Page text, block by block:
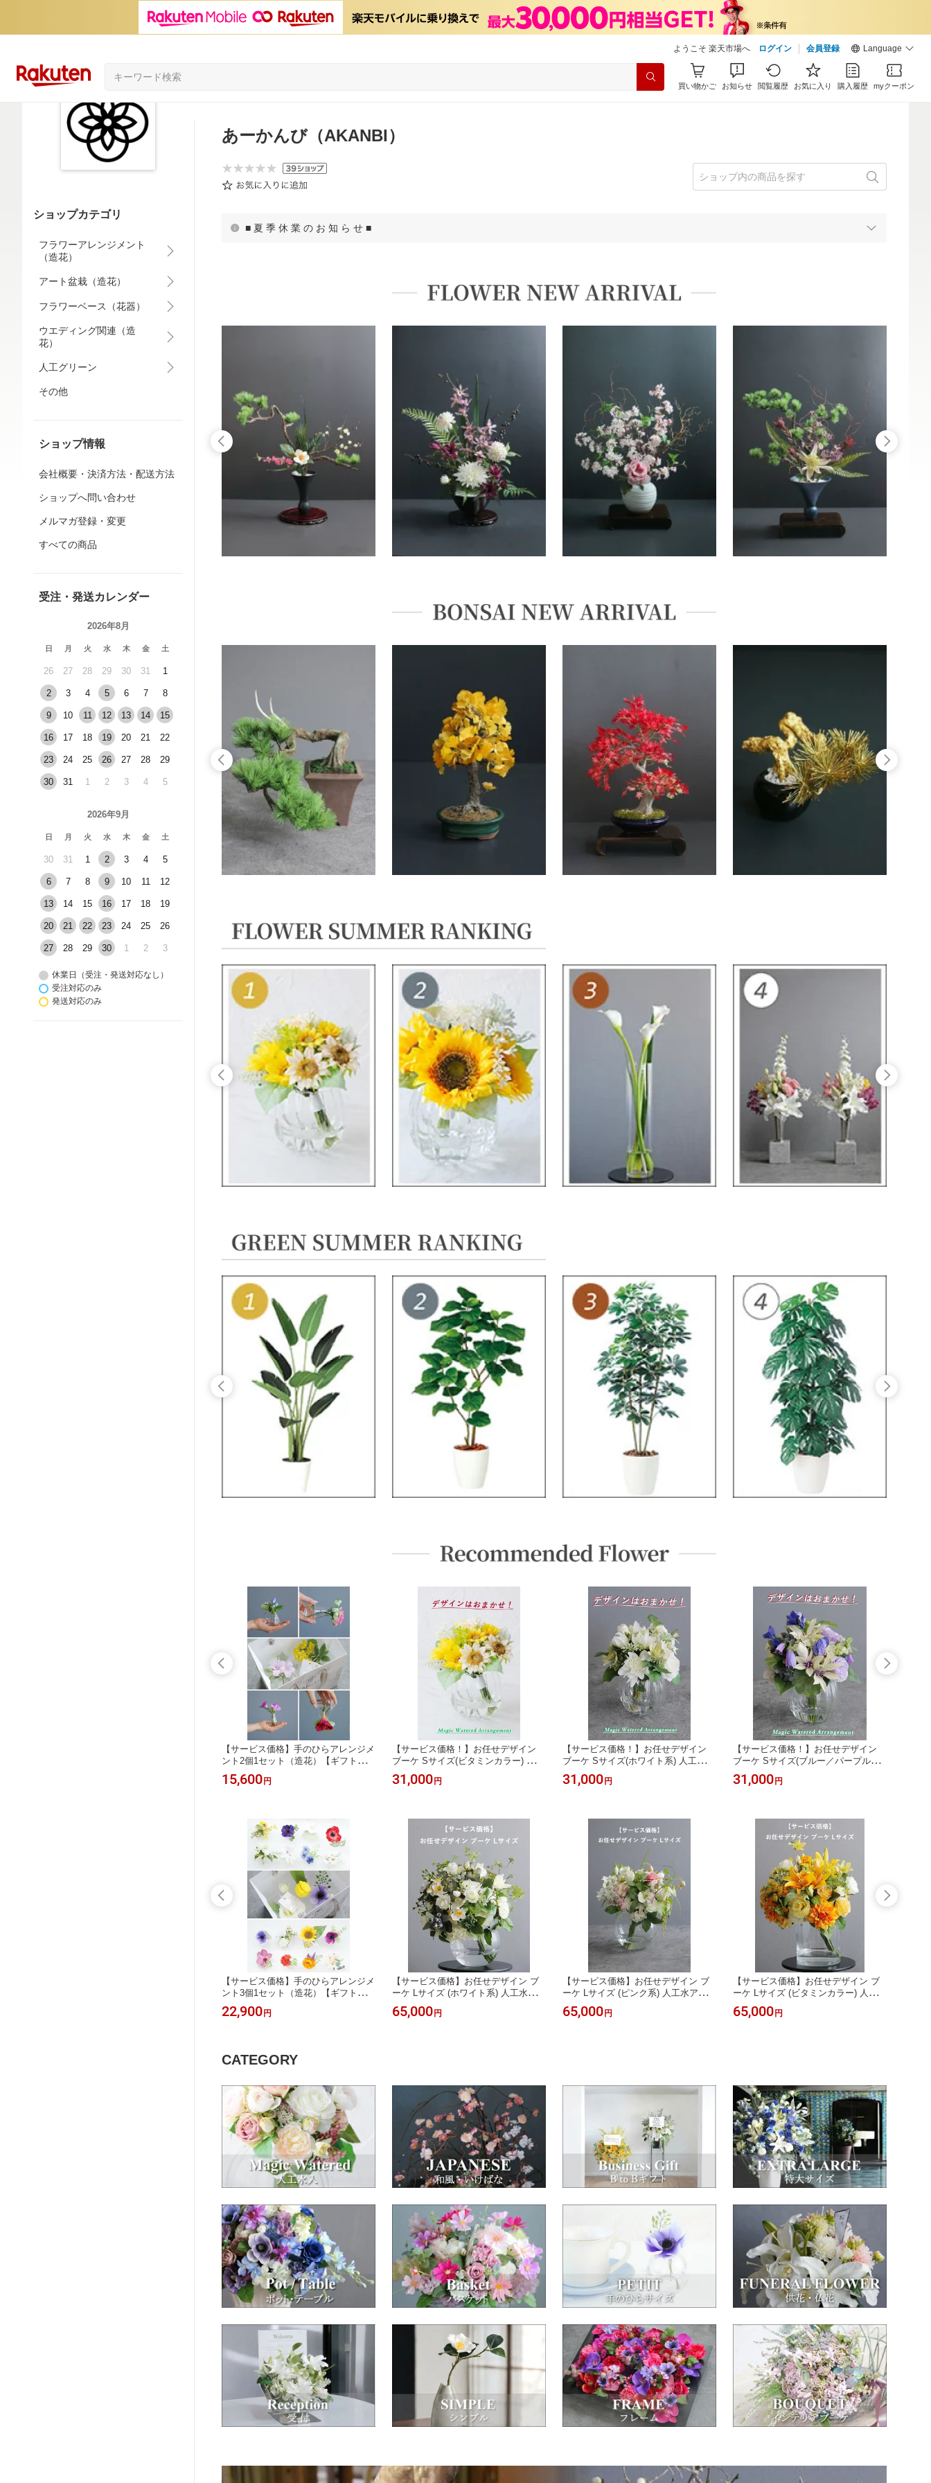
ようこそ 楽天市場へ ログイン 会員登録 Language
買い物かご お知らせ 閲覧履歴 お気に入り 購入履歴 myクーポン
ショップカテゴリ
フラワーアレンジメント
（造花）
アート盆栽（造花）
フラワーベース（花器）
ウエディング関連（造
花）
人工グリーン
その他
ショップ情報
会社概要・決済方法・配送方法
ショップへ問い合わせ
メルマガ登録・変更
すべての商品
受注・発送カレンダー
2026年8月
日 月 火 水 木 金 土
26 27 28 29 30 31 1
2 3 4 5 6 7 8
9 10 11 12 13 14 15
16 17 18 19 20 21 22
23 24 25 26 27 28 29
30 31 1 2 3 4 5
2026年9月
日 月 火 水 木 金 土
30 31 1 2 3 4 5
6 7 8 9 10 11 12
13 14 15 16 17 18 19
20 21 22 23 24 25 26
27 28 29 30 1 2 3
休業日（受注・発送対応なし）
受注対応のみ
発送対応のみ
あーかんび（AKANBI）
■ 夏 季 休 業 の お 知 ら せ ■
【サービス価格】手のひらアレンジメ
ント2個1セット（造花）【ギフトバッ
グ対応可】
15,600 円
【サービス価格！】お任せデザイン
ブーケ Sサイズ(ビタミンカラー) 人工
水アレンジメント【フレグランスオプ
ションあり】【ギフトバッグ対応可】
31,000 円
【サービス価格！】お任せデザイン
ブーケ Sサイズ(ホワイト系) 人工水ア
レンジメント【フレグランスオプショ
ンあり】【ギフトバッグ対応可】
31,000 円
【サービス価格！】お任せデザイン
ブーケ Sサイズ(ブルー／パープル系)
人工水アレンジメント（造花） 【ギ
フトバッグ対応可】
31,000 円
【サービス価格】手のひらアレンジメ
ント3個1セット（造花）【ギフトバッ
グ対応可】
22,900 円
【サービス価格】お任せデザイン ブ
ーケ Lサイズ (ホワイト系) 人工水アレ
ンジメント【フレグランスオプション
あり】
65,000 円
【サービス価格】お任せデザイン ブ
ーケ Lサイズ (ピンク系) 人工水アレン
ジメント【フレグランスオプションあ
り】
65,000 円
【サービス価格】お任せデザイン ブ
ーケ Lサイズ (ビタミンカラー) 人工水
アレンジメント【フレグランスオプシ
ョンあり】
65,000 円
CATEGORY